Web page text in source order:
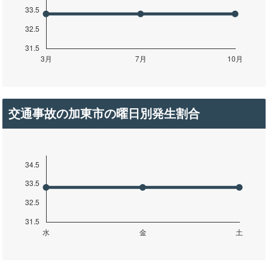
交通事故の加東市の曜日別発生割合